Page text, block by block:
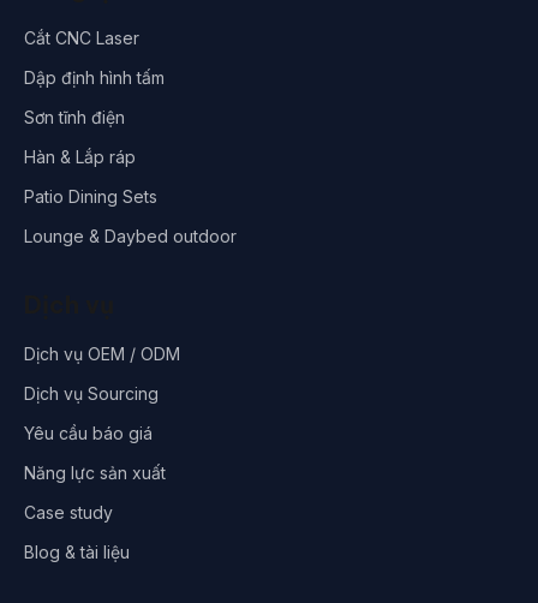
Cắt CNC Laser
Dập định hình tấm
Sơn tĩnh điện
Hàn & Lắp ráp
Patio Dining Sets
Lounge & Daybed outdoor
Dịch vụ OEM / ODM
Dịch vụ Sourcing
Yêu cầu báo giá
Năng lực sản xuất
Case study
Blog & tài liệu